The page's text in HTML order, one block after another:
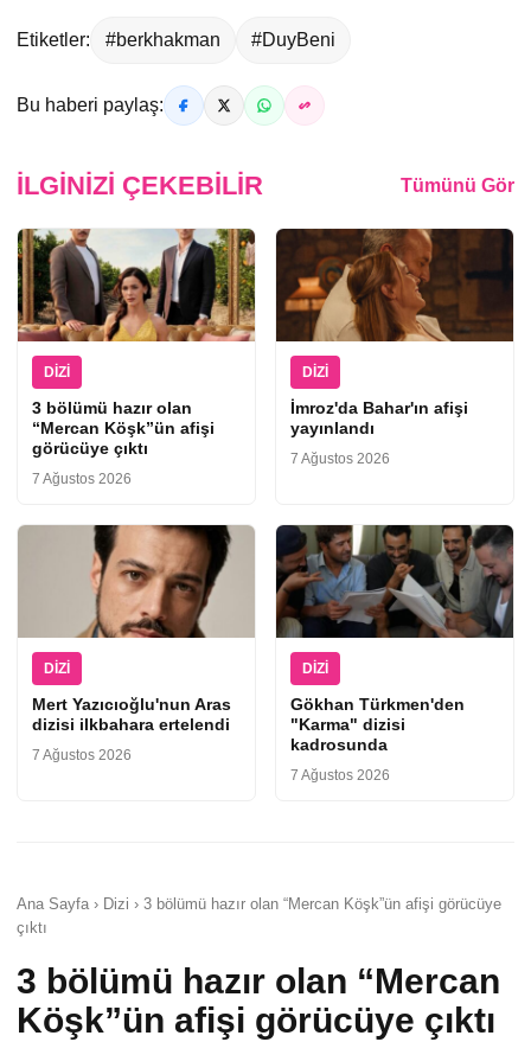
Etiketler: #berkhakman #DuyBeni
Bu haberi paylaş:
İLGINIZI ÇEKEBILIR Tümünü Gör
DIZI
3 bölümü hazır olan
“Mercan Köşk”ün afişi
görücüye çıktı
7 Ağustos 2026
DIZI
İmroz'da Bahar'ın afişi
yayınlandı
7 Ağustos 2026
DIZI
Mert Yazıcıoğlu'nun Aras
dizisi ilkbahara ertelendi
7 Ağustos 2026
DIZI
Gökhan Türkmen'den
"Karma" dizisi
kadrosunda
7 Ağustos 2026
Ana Sayfa › Dizi › 3 bölümü hazır olan “Mercan Köşk”ün afişi görücüye
çıktı
3 bölümü hazır olan “Mercan
Köşk”ün afişi görücüye çıktı